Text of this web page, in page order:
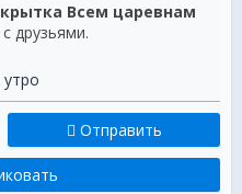
Всем царевнам
друзьями.
Отправить